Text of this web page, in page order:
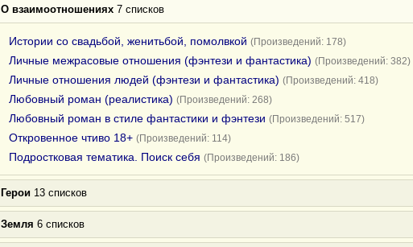
О взаимоотношениях 7 списков
Истории со свадьбой, женитьбой, помолвкой (Произведений: 178)
Личные межрасовые отношения (фэнтези и фантастика) (Произведений: 382)
Личные отношения людей (фэнтези и фантастика) (Произведений: 418)
Любовный роман (реалистика) (Произведений: 268)
Любовный роман в стиле фантастики и фэнтези (Произведений: 517)
Откровенное чтиво 18+ (Произведений: 114)
Подростковая тематика. Поиск себя (Произведений: 186)
Герои 13 списков
Земля 6 списков